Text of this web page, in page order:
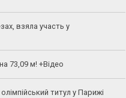
взяла участь у
73,09 м! +Відео
титул у Парижі